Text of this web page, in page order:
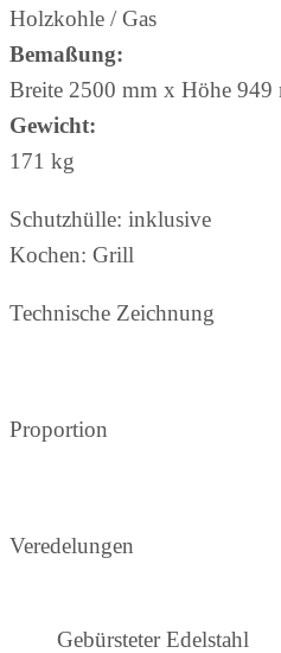
Holzkohle / Gas
Bemaßung:
Breite 2500 mm x Höhe 949
Gewicht:
171 kg
Schutzhülle: inklusive
Kochen: Grill
Technische Zeichnung
Proportion
Veredelungen
Gebürsteter Edelstahl